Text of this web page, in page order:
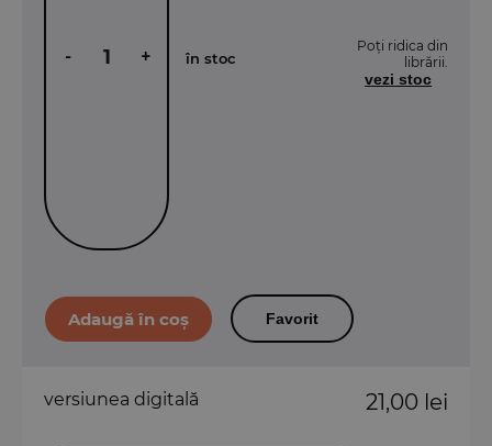
- + în stoc
Poți ridica din
librării.
vezi stoc
Favorit
versiunea digitală 21,00 lei